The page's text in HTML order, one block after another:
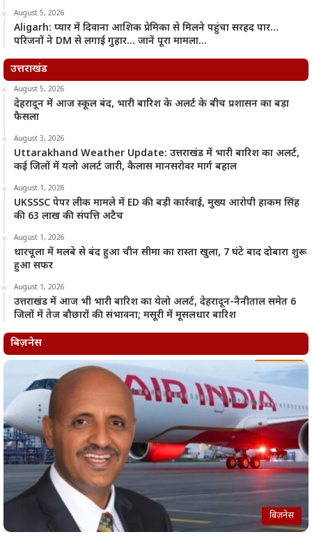
August 5, 2026
Aligarh: प्यार में दिवाना आशिक प्रेमिका से मिलने पहुंचा सरहद पार…
परिजनों ने DM से लगाई गुहार… जानें पूरा मामला…
उत्तराखंड
August 5, 2026
देहरादून में आज स्कूल बंद, भारी बारिश के अलर्ट के बीच प्रशासन का बड़ा
फैसला
August 3, 2026
Uttarakhand Weather Update: उत्तराखंड में भारी बारिश का अलर्ट,
कई जिलों में यलो अलर्ट जारी, कैलास मानसरोवर मार्ग बहाल
August 1, 2026
UKSSSC पेपर लीक मामले में ED की बड़ी कार्रवाई, मुख्य आरोपी हाकम सिंह
की 63 लाख की संपत्ति अटैच
August 1, 2026
धारचूला में मलबे से बंद हुआ चीन सीमा का रास्ता खुला, 7 घंटे बाद दोबारा शुरू
हुआ सफर
August 1, 2026
उत्तराखंड में आज भी भारी बारिश का येलो अलर्ट, देहरादून-नैनीताल समेत 6
जिलों में तेज बौछारों की संभावना; मसूरी में मूसलधार बारिश
बिज़नेस
बिज़नेस